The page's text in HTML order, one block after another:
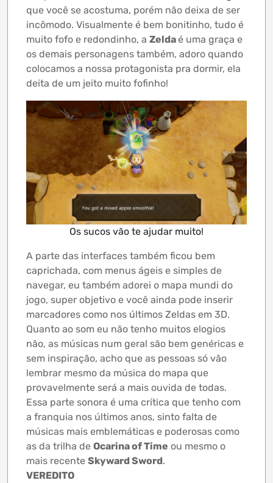
que você se acostuma, porém não deixa de ser
incômodo. Visualmente é bem bonitinho, tudo é
muito fofo e redondinho, a Zeldaé uma graça e
os demais personagens também, adoro quando
colocamos a nossa protagonista pra dormir, ela
deita de um jeito muito fofinho!
Os sucos vão te ajudar muito!
A parte das interfaces também ficou bem
caprichada, com menus ágeis e simples de
navegar, eu também adorei o mapa mundi do
jogo, super objetivo e você ainda pode inserir
marcadores como nos últimos Zeldas em 3D.
Quanto ao som eu não tenho muitos elogios
não, as músicas num geral são bem genéricas e
sem inspiração, acho que as pessoas só vão
lembrar mesmo da música do mapa que
provavelmente será a mais ouvida de todas.
Essa parte sonora é uma crítica que tenho com
a franquia nos últimos anos, sinto falta de
músicas mais emblemáticas e poderosas como
as da trilha de Ocarina of Time ou mesmo o
mais recente Skyward Sword.
VEREDITO